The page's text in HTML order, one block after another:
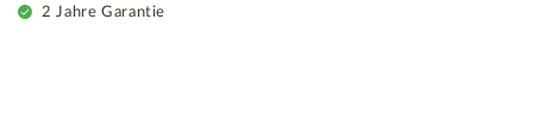
2 Jahre Garantie